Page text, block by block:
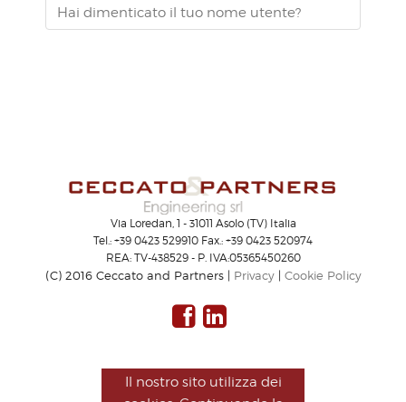
Hai dimenticato il tuo nome utente?
Via Loredan, 1 - 31011 Asolo (TV) Italia
Tel.: +39 0423 529910 Fax.: +39 0423 520974
REA: TV-438529 - P. IVA:05365450260
(C) 2016 Ceccato and Partners | Privacy| Cookie Policy
Il nostro sito utilizza dei